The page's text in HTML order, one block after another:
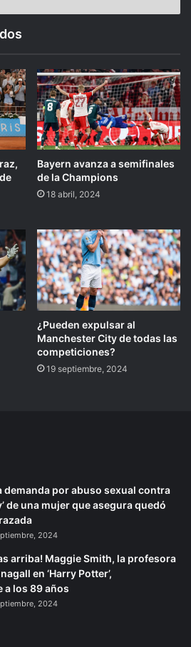
Bayern avanza a semifinales
de la Champions
18 abril, 2024
¿Pueden expulsar al
Manchester City de todas las
competiciones?
19 septiembre, 2024
demanda por abuso sexual contra
de una mujer que asegura quedó
2024
arriba! Maggie Smith, la profesora
en ‘Harry Potter’,
a los 89 años
2024